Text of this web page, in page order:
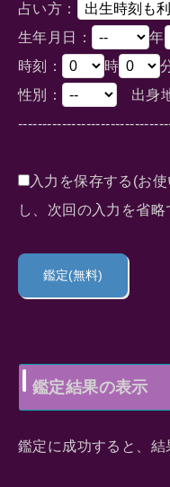
占い方：
生年月日：
年
時刻：
時
性別：
出身
入力を保存する (お
し、次回の入力を省
鑑定結果の表示
鑑定に成功すると、結